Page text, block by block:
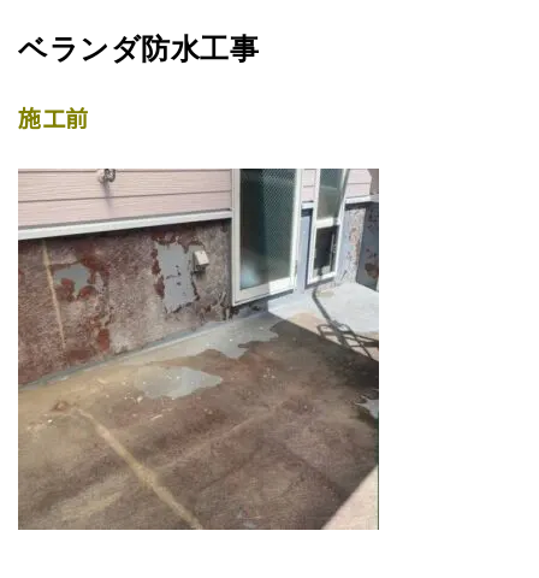
ベランダ防水工事
施工前